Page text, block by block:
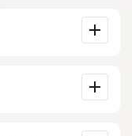
numurs un